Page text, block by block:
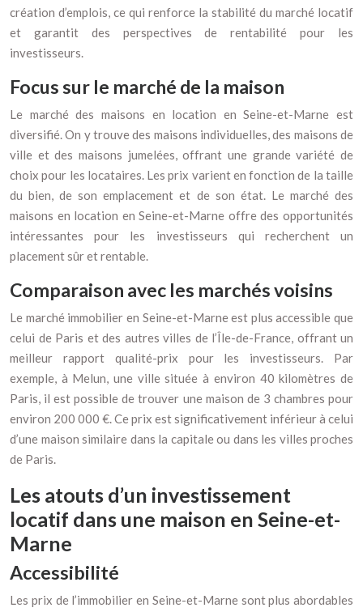
création d’emplois, ce qui renforce la stabilité du marché locatif
et garantit des perspectives de rentabilité pour les
investisseurs.
Focus sur le marché de la maison
Le marché des maisons en location en Seine-et-Marne est
diversifié. On y trouve des maisons individuelles, des maisons de
ville et des maisons jumelées, offrant une grande variété de
choix pour les locataires. Les prix varient en fonction de la taille
du bien, de son emplacement et de son état. Le marché des
maisons en location en Seine-et-Marne offre des opportunités
intéressantes pour les investisseurs qui recherchent un
placement sûr et rentable.
Comparaison avec les marchés voisins
Le marché immobilier en Seine-et-Marne est plus accessible que
celui de Paris et des autres villes de l’Île-de-France, offrant un
meilleur rapport qualité-prix pour les investisseurs. Par
exemple, à Melun, une ville située à environ 40 kilomètres de
Paris, il est possible de trouver une maison de 3 chambres pour
environ 200 000 €. Ce prix est significativement inférieur à celui
d’une maison similaire dans la capitale ou dans les villes proches
de Paris.
Les atouts d’un investissement
locatif dans une maison en Seine-et-
Marne
Accessibilité
Les prix de l’immobilier en Seine-et-Marne sont plus abordables